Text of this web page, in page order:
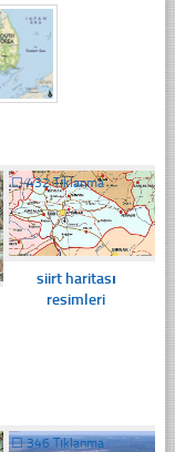
☐432 Tıklanma
siirt haritası
resimleri
☐346 Tıklanma